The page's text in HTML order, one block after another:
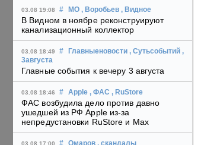
03.08 19:08 # МО , Воробьев , Видное
В Видном в ноябре реконструируют
канализационный коллектор
03.08 18:49 # Главныеновости , Сутьсобытий ,
3августа
Главные события к вечеру 3 августа
03.08 18:46 # Apple , ФАС , RuStore
ФАС возбудила дело против давно
ушедшей из РФ Apple из-за
непредустановки RuStore и Max
03.08 17:00 # Омаров , скандалы